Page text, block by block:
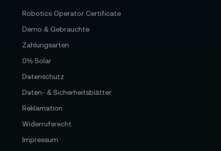
Robotics Operator Certificate
Demo & Gebrauchte
Zahlungsarten
0% Solar
Datenschutz
Daten- & Sicherheitsblätter
Reklamation
Widerrufsrecht
Impressum